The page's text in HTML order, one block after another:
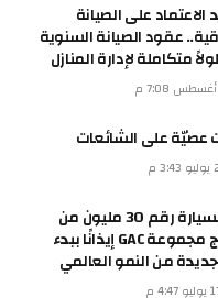
على الصيانة
الصيانة السنوية
لإدارة المنازل
على الشائعات
خروج السيارة رقم 30 مليون من
خط إنتاج مجموعة GAC إيذانًا ببدء
النمو العالمي